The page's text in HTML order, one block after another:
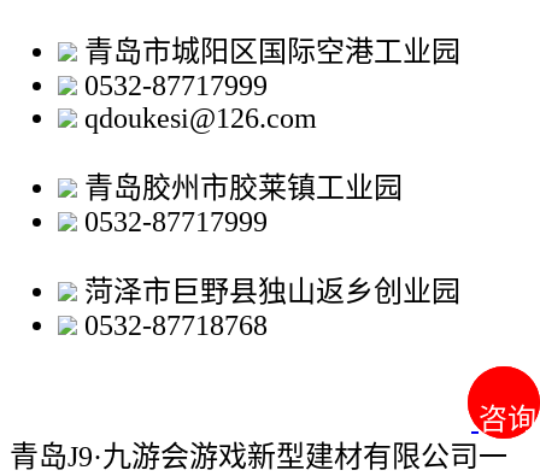
咨询
咨询
青岛市城阳区国际空港工业园
0532-87717999
qdoukesi@126.com
青岛胶州市胶莱镇工业园
0532-87717999
菏泽市巨野县独山返乡创业园
0532-87718768
青岛J9·九游会游戏新型建材有限公司一